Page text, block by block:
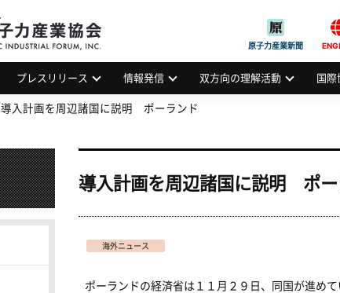
JAPAN ATOMIC INDUSTRIAL FORUM, INC.
原子力産業新聞
プレスリリース 情報発信 双方向の理解活動 国際
導入計画を周辺諸国に説明 ポーランド
導入計画を周辺諸国に説明 ポー
海外ニュース
ポーランドの経済省は１１月２９日、同国が進め